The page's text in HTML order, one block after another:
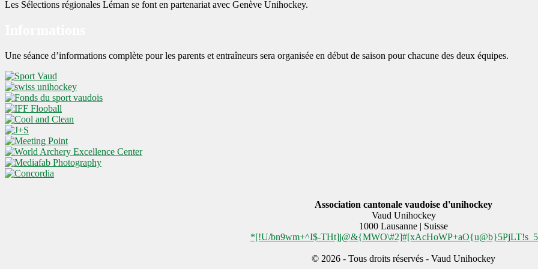
Les Sélections régionales Léman se font en partenariat avec Genève Unihockey.
Une séance d’informations complète pour les parents et entraîneurs sera organisée en début de saison pour chacune des deux équipes.
Association cantonale vaudoise d'unihockey
Vaud Unihockey
1000 Lausanne | Suisse
*[!U/bn9wm+^I$-
© 2026 - Tous droits réservés - Vaud Unihockey